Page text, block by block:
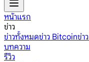
หน้าแรก
ข่าว
ข่าวทั้งหมดข่าว Bitcoinข่า
บทความ
รีวิว